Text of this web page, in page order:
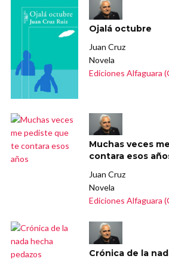
Ojalá octubre
Juan Cruz
Novela
Ediciones Alfaguara
Muchas veces
contara esos
Juan Cruz
Novela
Ediciones Alfaguara
Crónica de la